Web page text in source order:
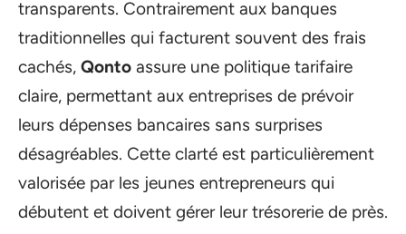
transparents. Contrairement aux banques
traditionnelles qui facturent souvent des frais
cachés, Qonto assure une politique tarifaire
claire, permettant aux entreprises de prévoir
leurs dépenses bancaires sans surprises
désagréables. Cette clarté est particulièrement
valorisée par les jeunes entrepreneurs qui
débutent et doivent gérer leur trésorerie de près.